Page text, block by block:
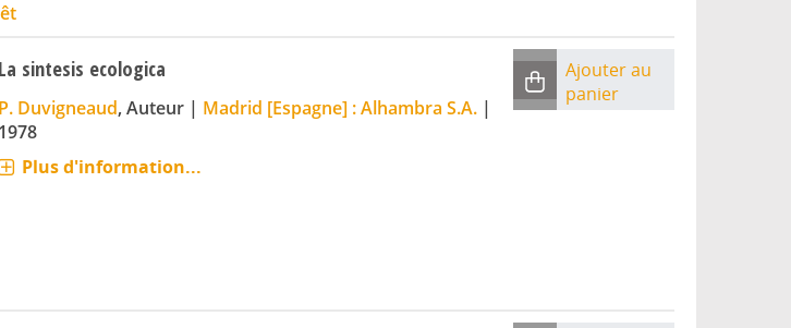
La sintesis ecologica
P. Duvigneaud, Auteur | Madrid [Espagne] : Alhambra S.A.|
1978
Plus d'information...
Ajouter au
panier